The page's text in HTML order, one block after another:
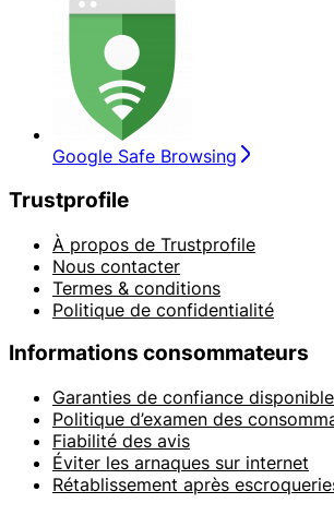
Google Safe Browsing
Trustprofile
À propos de Trustprofile
Nous contacter
Termes & conditions
Politique de confidentialité
Informations consommateurs
Garanties de confiance
Politique d’examen des
Fiabilité des avis
Éviter les arnaques sur internet
Rétablissement après